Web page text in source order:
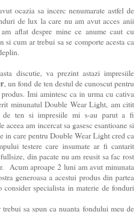
ocazia sa incerc nenumarate astfel de
de lux la care nu am avut acces anii
aflat despre mine ce anume caut cu
si cum ar trebui sa se comporte acesta ca
discutie, va prezint astazi impresiile
, un fond de ten destul de cunoscut pentru
Imi amintesc ca in urma cu cativa
minunatul Double Wear Light, am citit
de ten si impresiile mi s-au parut a fi
aceea am incercat sa gasesc esantioane si
in care pentru Double Wear Light cred ca
testere care insumate ar fi cantarit
din pacate nu am reusit sa fac rost
Acum aproape 2 luni am avut minunata
generoasa a acestui produs din partea
specialista in materie de fonduri
sa spun ca nuanta fondului meu de